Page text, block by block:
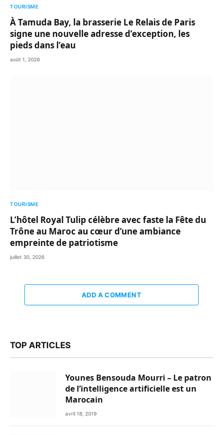
TOURISME
À Tamuda Bay, la brasserie Le Relais de Paris
signe une nouvelle adresse d’exception, les
pieds dans l’eau
août 1, 2026
TOURISME
L’hôtel Royal Tulip célèbre avec faste la Fête du
Trône au Maroc au cœur d’une ambiance
empreinte de patriotisme
juillet 30, 2026
ADD A COMMENT
TOP ARTICLES
Younes Bensouda Mourri – Le patron
de l’intelligence artificielle est un
Marocain
avril 18, 2019